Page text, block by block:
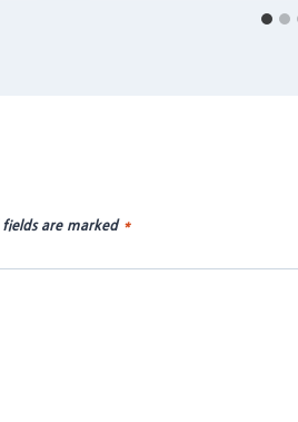
fields are marked *